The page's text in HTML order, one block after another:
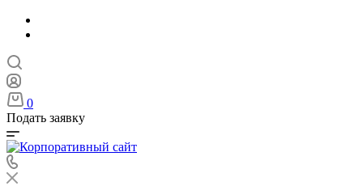
0
Подать заявку